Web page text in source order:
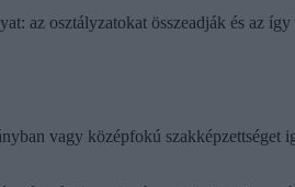
az osztályzatokat összeadják és az
vagy középfokú szakképzettséget